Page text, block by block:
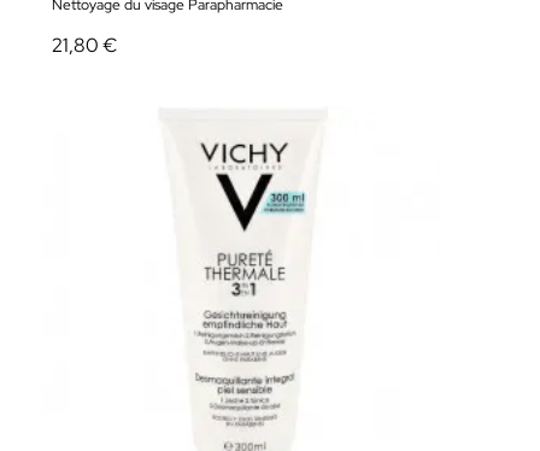
Nettoyage du visage Parapharmacie
21,80 €